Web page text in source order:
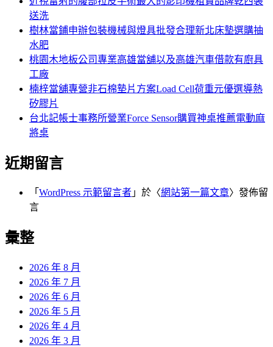
送洗
樹林當鋪申辦包裝機械與燈具批發合理新北床墊選購抽
水肥
桃園木地板公司專業高雄當舖以及高雄汽車借款有廚具
工廠
楠梓當舖專營非石棉墊片方案Load Cell荷重元優選導熱
矽膠片
台北記帳士事務所營業Force Sensor購買神桌推薦電動麻
將桌
近期留言
「 WordPress 示範留言者 」於〈網站第一篇文章〉發佈留
言
彙整
2026 年 8 月
2026 年 7 月
2026 年 6 月
2026 年 5 月
2026 年 4 月
2026 年 3 月